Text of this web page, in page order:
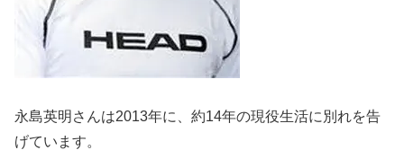
永島英明さんは2013年に、約14年の現役生活に別れを告
げています。